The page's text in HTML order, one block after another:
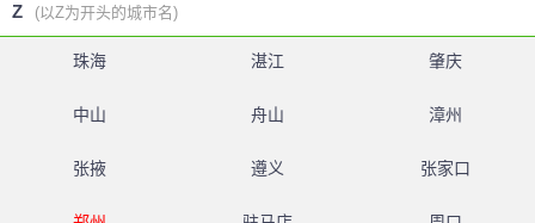
Z (以Z为开头的城市名)
珠海 湛江 肇庆
中山 舟山 漳州
张掖 遵义 张家口